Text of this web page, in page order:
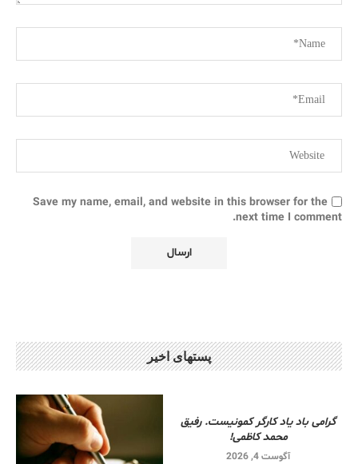
Save my name, email, and website in this browser for the
next time I comment.
پستهای اخیر
گرامی باد یاد کارگر کمونیست. رفیق
محمد کاظمی!
آگوست 4, 2026